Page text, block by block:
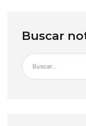
Buscar